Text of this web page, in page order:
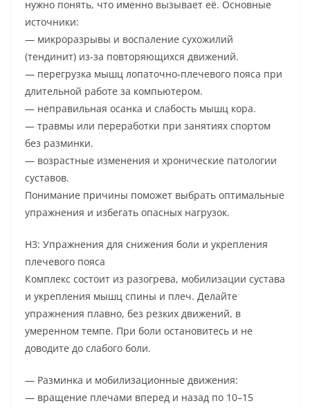
нужно понять, что именно вызывает её. Основные
источники:
— микроразрывы и воспаление сухожилий
(тендинит) из-за повторяющихся движений.
— перегрузка мышц лопаточно-плечевого пояса при
длительной работе за компьютером.
— неправильная осанка и слабость мышц кора.
— травмы или переработки при занятиях спортом
без разминки.
— возрастные изменения и хронические патологии
суставов.
Понимание причины поможет выбрать оптимальные
упражнения и избегать опасных нагрузок.
H3: Упражнения для снижения боли и укрепления
плечевого пояса
Комплекс состоит из разогрева, мобилизации сустава
и укрепления мышц спины и плеч. Делайте
упражнения плавно, без резких движений, в
умеренном темпе. При боли остановитесь и не
доводите до слабого боли.
— Разминка и мобилизационные движения:
— вращение плечами вперед и назад по 10–15